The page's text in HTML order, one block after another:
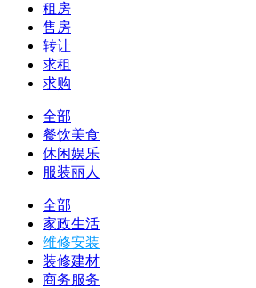
租房
售房
转让
求租
求购
全部
餐饮美食
休闲娱乐
服装丽人
全部
家政生活
维修安装
装修建材
商务服务